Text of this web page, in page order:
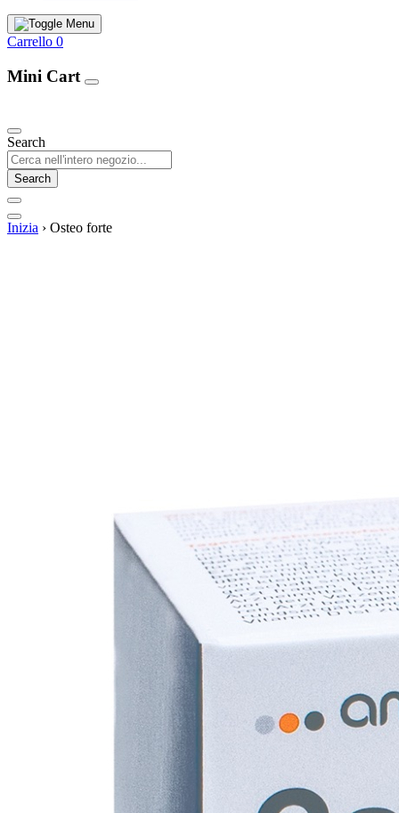
Carrello 0
Mini Cart
Search
Search
Inizia › Osteo forte